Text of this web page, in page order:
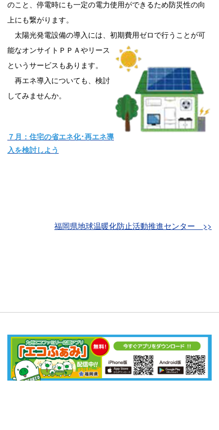
のこと、停電時にも一定の電力使用ができるため防災性の向
上にも繋がります。
太陽光発電設備の導入には、初期費用ゼロで行うことが可
能なオンサイトＰＰＡやリース
というサービスもあります。
再エネ導入についても、検討
してみませんか。
７月：住宅の省エネ化･再エネ導
入を検討しよう
福岡県地球温暖化防止活動推進センター >>